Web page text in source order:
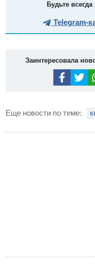
Будьте
Telegram-
Заинтересовала
Еще новости по теме: